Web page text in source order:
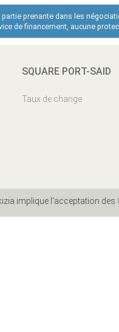
prenante dans les
de financement, aucune
SQUARE PORT-SAID
Taux de change
implique l'acceptation des